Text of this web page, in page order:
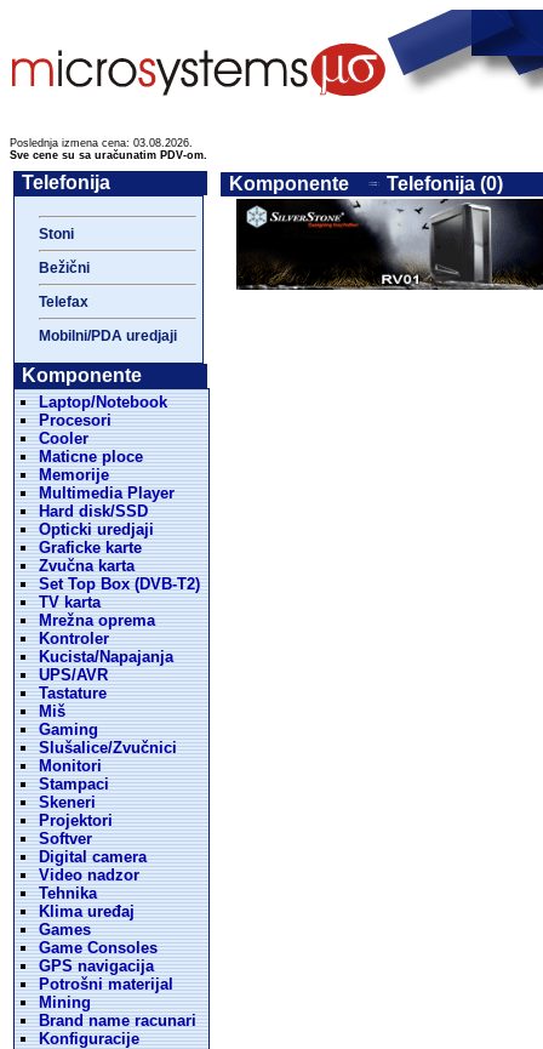
Poslednja izmena cena: 03.08.2026.
Sve cene su sa uračunatim PDV-om.
Telefonija
Stoni
Bežični
Telefax
Mobilni/PDA uredjaji
Komponente
Laptop/Notebook
Procesori
Cooler
Maticne ploce
Memorije
Multimedia Player
Hard disk/SSD
Opticki uredjaji
Graficke karte
Zvučna karta
Set Top Box (DVB-T2)
TV karta
Mrežna oprema
Kontroler
Kucista/Napajanja
UPS/AVR
Tastature
Miš
Gaming
Slušalice/Zvučnici
Monitori
Stampaci
Skeneri
Projektori
Softver
Digital camera
Video nadzor
Tehnika
Klima uređaj
Games
Game Consoles
GPS navigacija
Potrošni materijal
Mining
Brand name racunari
Konfiguracije
Komponente Telefonija (0)